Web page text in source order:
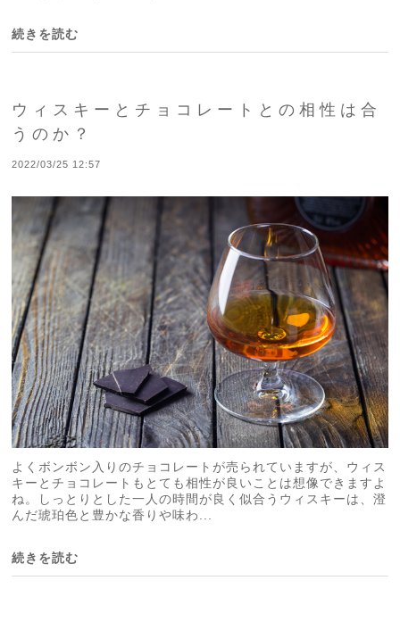
続きを読む
ウィスキーとチョコレートとの相性は合
うのか？
2022/03/25 12:57
よくボンボン入りのチョコレートが売られていますが、ウィス
キーとチョコレートもとても相性が良いことは想像できますよ
ね。しっとりとした一人の時間が良く似合うウィスキーは、澄
んだ琥珀色と豊かな香りや味わ...
続きを読む